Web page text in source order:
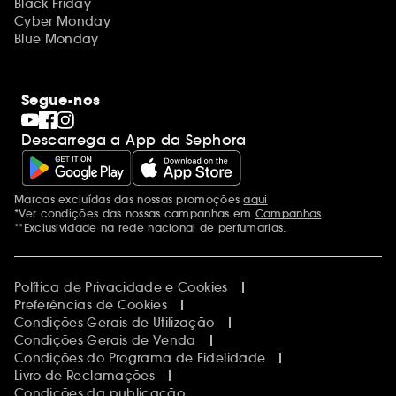
Black Friday
Cyber Monday
Blue Monday
Segue-nos
Descarrega a App da Sephora
Menções adicionais
Marcas excluídas das nossas promoçõesaqui
*Ver condições das nossas campanhas em Campanhas
**Exclusividade na rede nacional de perfumarias.
Política de Privacidade e Cookies
Preferências de Cookies
Condições Gerais de Utilização
Condições Gerais de Venda
Condições do Programa de Fidelidade
Livro de Reclamações